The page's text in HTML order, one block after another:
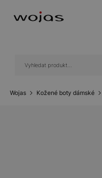
Wojas Kožené boty dámské